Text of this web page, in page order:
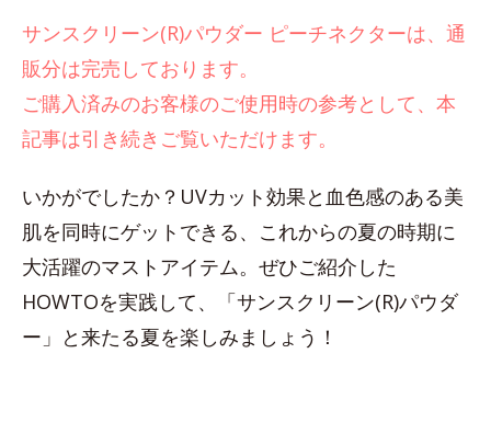
サンスクリーン(R)パウダー ピーチネクターは、通
販分は完売しております。
ご購入済みのお客様のご使用時の参考として、本
記事は引き続きご覧いただけます。
いかがでしたか？UVカット効果と血色感のある美
肌を同時にゲットできる、これからの夏の時期に
大活躍のマストアイテム。ぜひご紹介した
HOWTOを実践して、「サンスクリーン(R)パウダ
ー」と来たる夏を楽しみましょう！